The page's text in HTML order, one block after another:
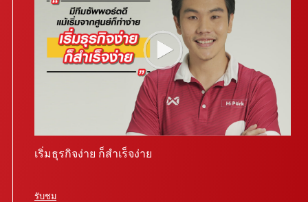
เริ่มธุรกิจง่าย ก็สำเร็จง่าย
รับชม